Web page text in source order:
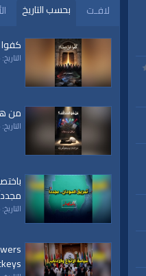
لافـت بحسب التاريخ
كفوا
التاريخ: 08/07/2026
من
التاريخ: 08/06/2026
التاريخ: 08/06/2026